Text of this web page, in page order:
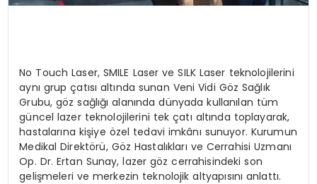
No Touch Laser, SMILE Laser ve SILK Laser teknolojilerini
aynı grup çatısı altında sunan Veni Vidi Göz Sağlık
Grubu, göz sağlığı alanında dünyada kullanılan tüm
güncel lazer teknolojilerini tek çatı altında toplayarak,
hastalarına kişiye özel tedavi imkânı sunuyor. Kurumun
Medikal Direktörü, Göz Hastalıkları ve Cerrahisi Uzmanı
Op. Dr. Ertan Sunay, lazer göz cerrahisindeki son
gelişmeleri ve merkezin teknolojik altyapısını anlattı.